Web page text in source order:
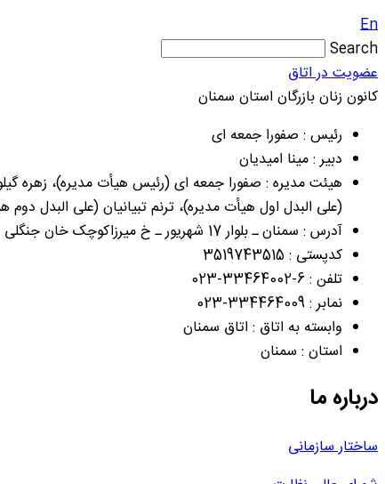
En
Search
عضویت در اتاق
کانون زنان بازرگان استان سمنان
رئیس : صفورا جمعه ای
دبیر : مینا امیدیان
هیئت مدیره : صفورا جمعه ای (رئیس هیأت مدیره)، زهره
(علی البدل اول هیأت مدیره)، ترنم تبیانیان (علی البدل دوم
آدرس : سمنان ـ بلوار 17 شهریور ـ خ میرزاکوچک خان جنگلی
کدپستی : 3519743515
تلفن : 6-33464002-023
نمابر : 334464009-023
وابسته به اتاق : اتاق سمنان
استان : سمنان
درباره ما
ساختار سازمانی